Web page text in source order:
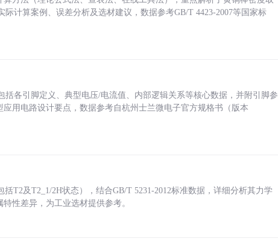
际计算案例、误差分析及选材建议，数据参考GB/T 4423-2007等国家标
括各引脚定义、典型电压/电流值、内部逻辑关系等核心数据，并附引脚参
用电路设计要点，数据参考自杭州士兰微电子官方规格书（版本
T2及T2_1/2H状态），结合GB/T 5231-2012标准数据，详细分析其力学
性差异，为工业选材提供参考。